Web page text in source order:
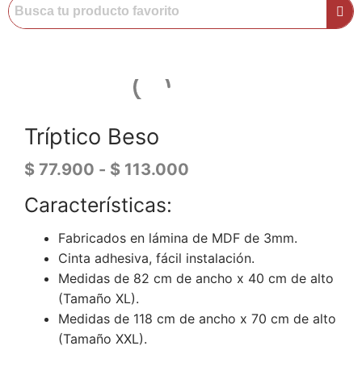
Tríptico Beso
$ 77.900 - $ 113.000
Características:
Fabricados en lámina de MDF de 3mm.
Cinta adhesiva, fácil instalación.
Medidas de 82 cm de ancho x 40 cm de alto
(Tamaño XL).
Medidas de 118 cm de ancho x 70 cm de alto
(Tamaño XXL).